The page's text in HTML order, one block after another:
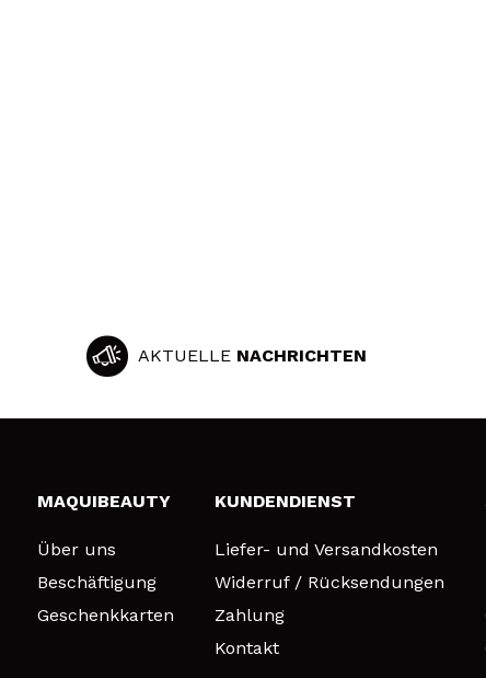
AKTUELLE NACHRICHTEN
MAQUIBEAUTY
Über uns
Beschäftigung
Geschenkkarten
KUNDENDIENST
Liefer- und Versandkosten
Widerruf / Rücksendungen
Zahlung
Kontakt